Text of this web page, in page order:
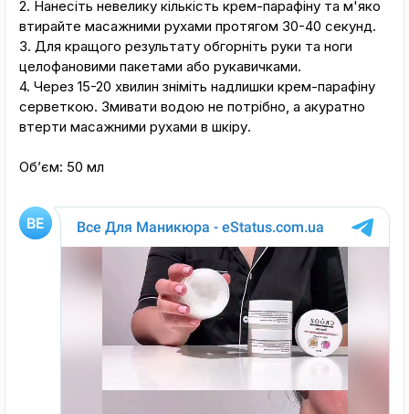
2. Нанесіть невелику кількість крем-парафіну та м'яко
втирайте масажними рухами протягом 30-40 секунд.
3. Для кращого результату обгорніть руки та ноги
целофановими пакетами або рукавичками.
4. Через 15-20 хвилин зніміть надлишки крем-парафіну
серветкою. Змивати водою не потрібно, а акуратно
втерти масажними рухами в шкіру.
Обʼєм: 50 мл